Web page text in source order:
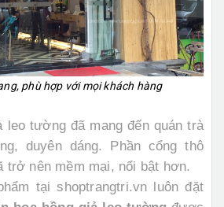
phù hợp với mọi khách hàng
leo tường đã mang đến quán trà
duyên dáng. Phần cổng thô
trở nên mềm mại, nổi bật hơn.
tại shoptrangtri.vn luôn đặt